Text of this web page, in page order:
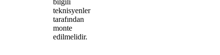
teknisyenler
tarafından
monte
edilmelidir.